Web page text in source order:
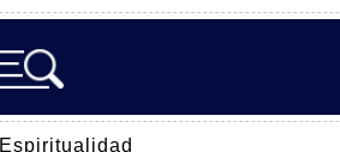
Espiritualidad